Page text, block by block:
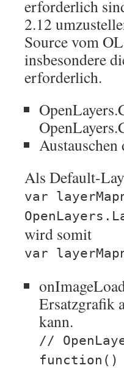
erforderlich
2.12
Source vom
insbesondere
erforderlich.
Als Default-
var
wird somit
var
Ersatzgrafik
kann.
//